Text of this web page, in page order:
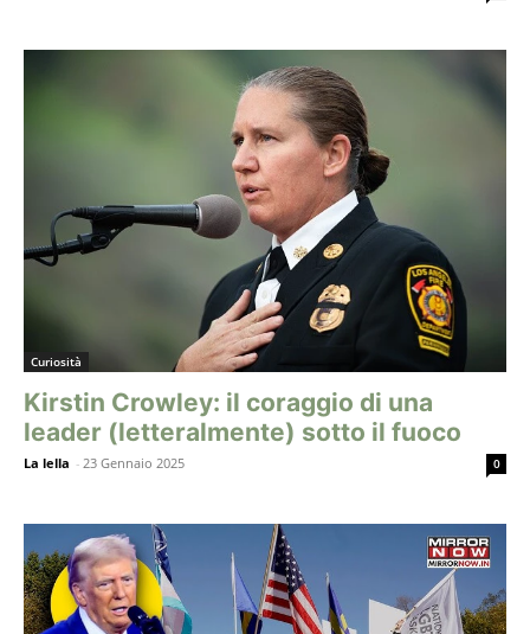
Curiosità
Kirstin Crowley: il coraggio di una
leader (letteralmente) sotto il fuoco
La lella - 23 Gennaio 2025 0